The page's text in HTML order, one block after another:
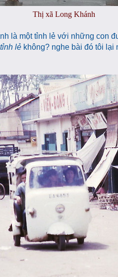
Thị xã Long Khánh
là một tỉnh lẻ với những con
lẻ không? nghe bài đó tôi